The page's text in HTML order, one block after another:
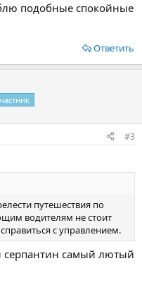
подобные спокойные
Ответить
#3
путешествия по
водителям не стоит
с управлением.
серпантин самый лютый